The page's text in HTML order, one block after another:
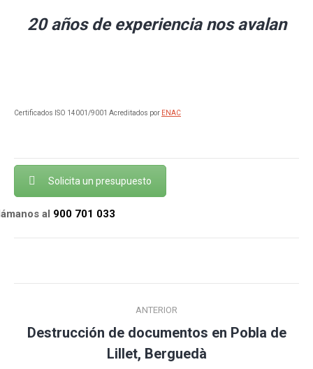
20 años de experiencia nos avalan
Certificados ISO 14001/9001 Acreditados por ENAC
Solicita un presupuesto
al 900 701 033
entre
publicaciones
ANTERIOR
Publicación
anterior:
Destrucción de documentos en Pobla de
Lillet, Berguedà